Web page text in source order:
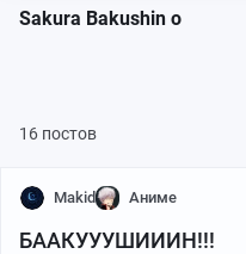
Sakura Bakushin o
16 постов
Makid Аниме
БААКУУУШИИИН!!!